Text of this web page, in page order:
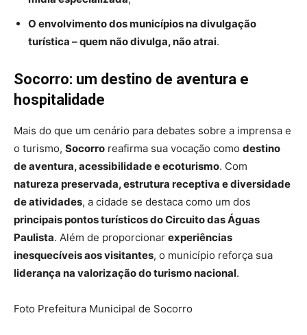
O envolvimento dos municípios na divulgação
turística – quem não divulga, não atrai.
Socorro: um destino de aventura e
hospitalidade
Mais do que um cenário para debates sobre a imprensa e
o turismo, Socorro reafirma sua vocação como destino
de aventura, acessibilidade e ecoturismo. Com
natureza preservada, estrutura receptiva e diversidade
de atividades, a cidade se destaca como um dos
principais pontos turísticos do Circuito das Águas
Paulista. Além de proporcionar experiências
inesquecíveis aos visitantes, o município reforça sua
liderança na valorização do turismo nacional.
Foto Prefeitura Municipal de Socorro